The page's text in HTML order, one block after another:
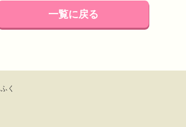
一覧に戻る
く